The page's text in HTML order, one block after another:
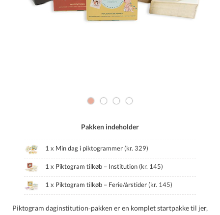
Pakken indeholder
1 x Min dag i piktogrammer (kr. 329)
1 x Piktogram tilkøb – Institution (kr. 145)
1 x Piktogram tilkøb – Ferie/årstider (kr. 145)
Piktogram daginstitution‑pakken er en komplet startpakke til jer,